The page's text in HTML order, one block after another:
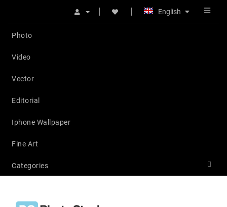
English
Photo
Video
Vector
Editorial
Iphone Wallpaper
Fine Art
Categories